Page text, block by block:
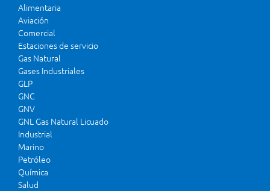
Alimentaria
Aviación
Comercial
Estaciones de servicio
Gas Natural
Gases Industriales
GLP
GNC
GNV
GNL Gas Natural Licuado
Industrial
Marino
Petróleo
Química
Salud